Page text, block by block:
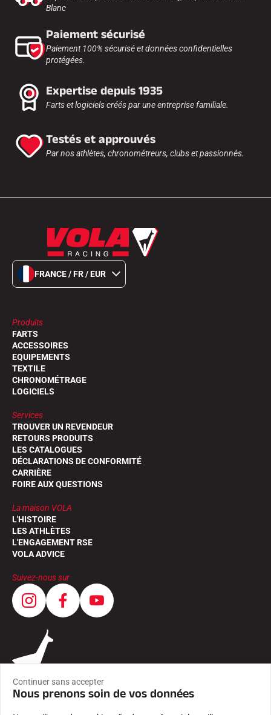
Blanc
Paiement sécurisé
Paiement 100% sécurisé et données confidentielles
protégées.
Expertise depuis 1935
Farts et logiciels créés par une entreprise familiale.
Testés et approuvés
Par nos athlètes, chronométreurs, clubs et passionnés.
FRANCE / FR / EUR
Produits
FARTS
ACCESSOIRES
EQUIPEMENTS
TEXTILE
CHRONOMÉTRAGE
LOGICIELS
Services
TROUVER UN REVENDEUR
RETOURS PRODUITS
LES CATALOGUES
DÉCLARATIONS DE CONFORMITÉ
CARRIÈRE
FOIRE AUX QUESTIONS
La maison VOLA
L'HISTOIRE
LES ATHLÈTES
L'ENGAGEMENT RSE
VOLA ADVICE
Suivez-nous sur
Continuer sans accepter
Nous prenons soin de vos données